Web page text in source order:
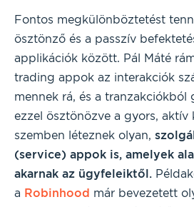
Fontos megkülönböztetést
ösztönző és a passzív
applikációk között. Pál Máté
trading appok az interakciók
mennek rá, és a tranzakciókból
ezzel ösztönözve a gyors, aktív
szemben léteznek olyan,
(service) appok is, amelyek
akarnak az ügyfeleiktől.
a Robinhood már bevezetett